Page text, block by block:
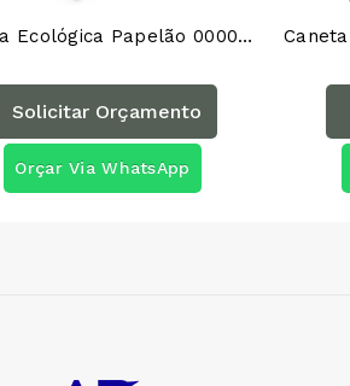
Caneta Ecológica Papelão 00007AG
Solicitar Orçamento
Orçar Via WhatsApp